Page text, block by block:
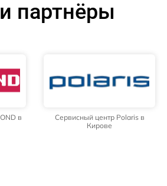
партнёры
в
Сервисный центр Polaris в
Кирове